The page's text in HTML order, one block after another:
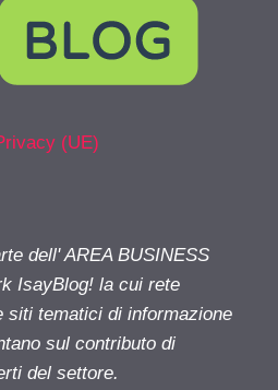
(UE)
dell' AREA BUSINESS
IsayBlog! la cui rete
siti tematici di informazione
sul contributo di
del settore.